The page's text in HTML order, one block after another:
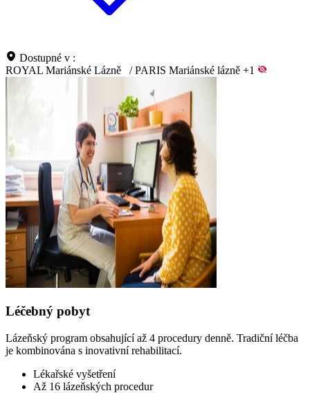
Dostupné v :
ROYAL Mariánské Lázně
/ PARIS Mariánské lázně +1
Léčebný pobyt
Lázeňský program obsahující až 4 procedury denně. Tradiční léčba
je kombinována s inovativní rehabilitací.
Lékařské vyšetření
Až 16 lázeňských procedur